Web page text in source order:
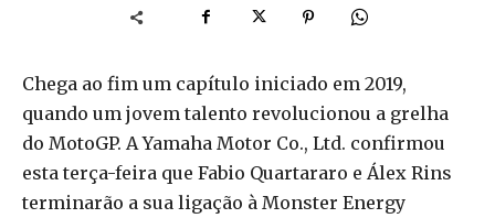
Chega ao fim um capítulo iniciado em 2019,
quando um jovem talento revolucionou a grelha
do MotoGP. A Yamaha Motor Co., Ltd. confirmou
esta terça-feira que Fabio Quartararo e Álex Rins
terminarão a sua ligação à Monster Energy